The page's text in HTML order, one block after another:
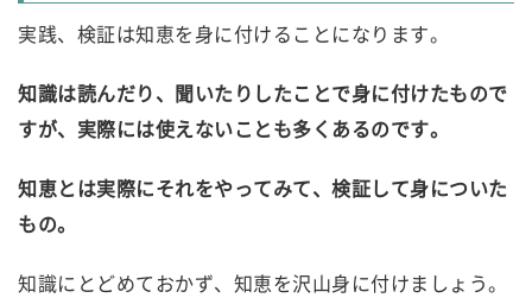
実践、検証は知恵を身に付けることになります。
知識は読んだり、聞いたりしたことで身に付けたもので
すが、実際には使えないことも多くあるのです。
知恵とは実際にそれをやってみて、検証して身についた
もの。
知識にとどめておかず、知恵を沢山身に付けましょう。